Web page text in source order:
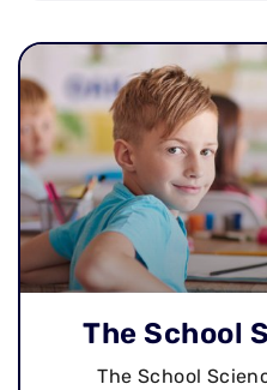
The School
The School